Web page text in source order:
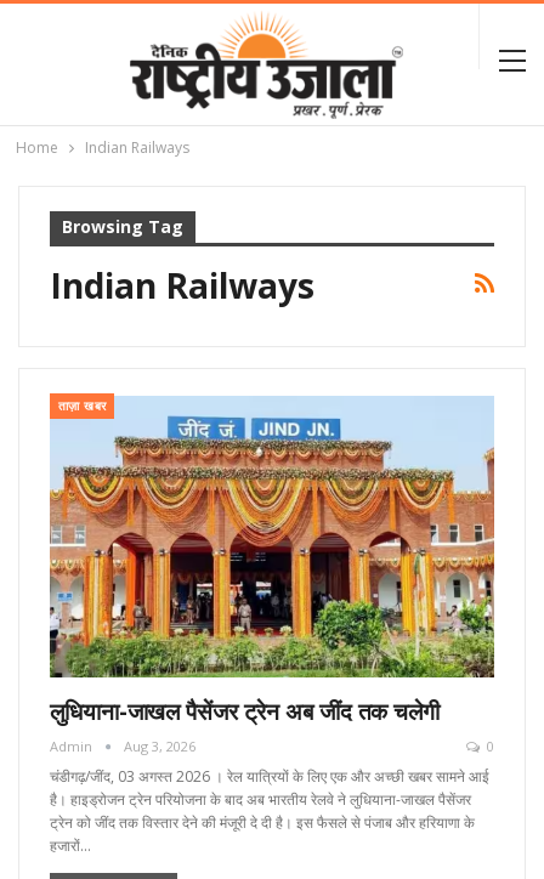
Home Indian Railways
Browsing Tag
Indian Railways
ताज़ा खबर
लुधियाना-जाखल पैसेंजर ट्रेन अब जींद तक चलेगी
Admin Aug 3, 2026 0
चंडीगढ़/जींद, 03 अगस्त 2026 । रेल यात्रियों के लिए एक और अच्छी खबर सामने आई
है। हाइड्रोजन ट्रेन परियोजना के बाद अब भारतीय रेलवे ने लुधियाना-जाखल पैसेंजर
ट्रेन को जींद तक विस्तार देने की मंजूरी दे दी है। इस फैसले से पंजाब और हरियाणा के
हजारों…